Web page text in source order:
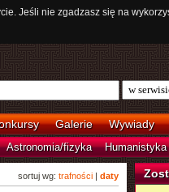
Jeśli nie zgadzasz się na
Galerie Wywiady
Astronomia/fizyka Humanistyka
sortuj wg: trafności| daty